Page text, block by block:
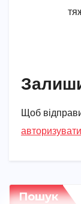
Щоб
Пошук